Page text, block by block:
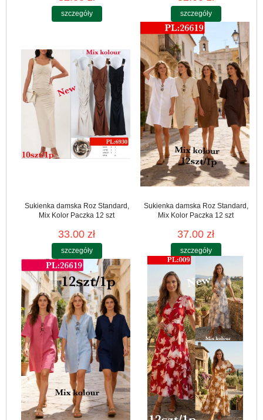
szczegóły szczegóły
Sukienka damska Roz Standard,
Mix Kolor Paczka 12 szt
33.00 zł
szczegóły
Sukienka damska Roz Standard,
Mix Kolor Paczka 12 szt
37.00 zł
szczegóły